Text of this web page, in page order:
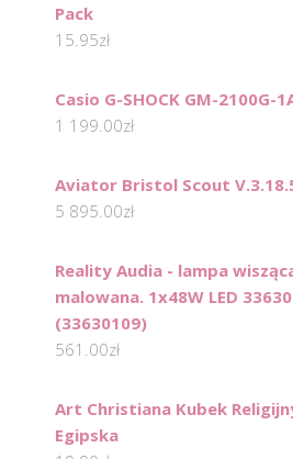
Pack
15.95zł
Casio G-SHOCK GM-2100G-
1 199.00zł
Aviator Bristol Scout
5 895.00zł
Reality Audia - lampa
malowana. 1x48W LED
(33630109)
561.00zł
Art Christiana Kubek
Egipska